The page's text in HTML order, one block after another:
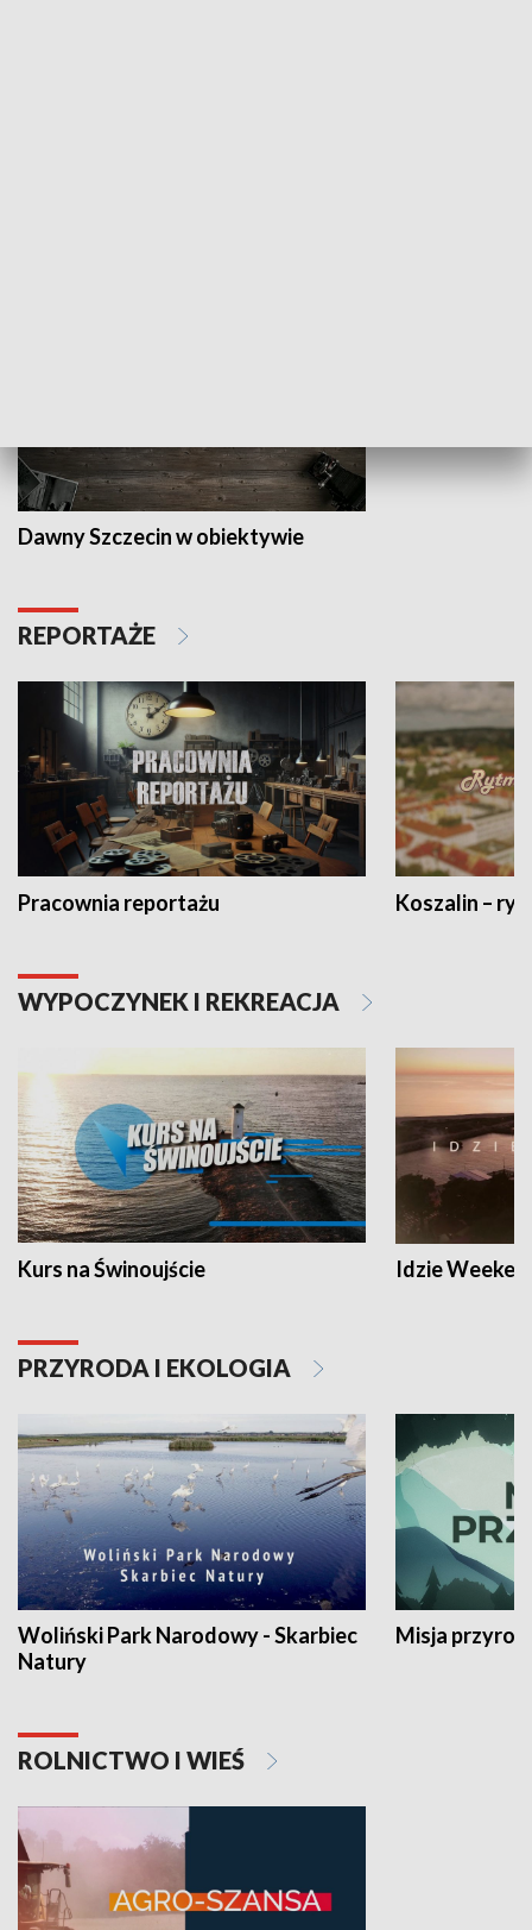
Dawny Szczecin w obiektywie
REPORTAŻE
Pracownia reportażu Koszalin –
WYPOCZYNEK I REKREACJA
Kurs na Świnoujście Idzie
PRZYRODA I EKOLOGIA
Woliński Park Narodowy - Skarbiec
Natury
Misja
ROLNICTWO I WIEŚ